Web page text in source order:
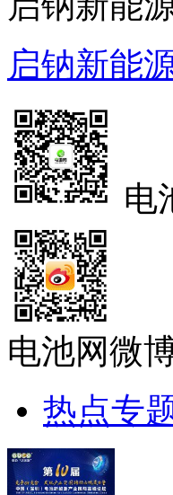
启钠新能
电
电池网微
热点专